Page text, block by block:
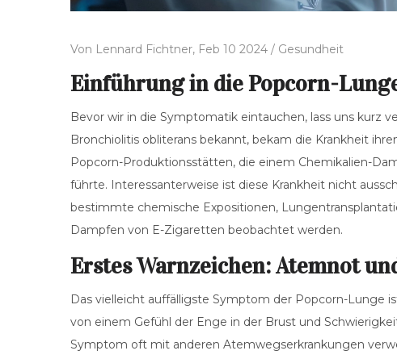
Von Lennard Fichtner, Feb 10 2024 / Gesundheit
Einführung in die Popcorn-
Bevor wir in die Symptomatik eintauchen, lass uns kurz
Bronchiolitis obliterans bekannt, bekam die Krankheit
Popcorn-Produktionsstätten, die einem Chemikalien-
führte. Interessanterweise ist diese Krankheit nicht
bestimmte chemische Expositionen,
Dampfen von E-Zigaretten beobachtet werden.
Erstes Warnzeichen: Atemnot
Das vielleicht auffälligste Symptom der Popcorn-
von einem Gefühl der Enge in der Brust und
Symptom oft mit anderen Atemwegserkrankungen